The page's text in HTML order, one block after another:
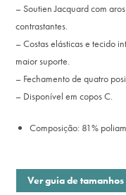
– Soutien Jacquard com
contrastantes.
– Costas elásticas e tecido
maior suporte.
– Fechamento de quatro
– Disponível em copos C.
Composição: 81%
Ver guia de tamanhos